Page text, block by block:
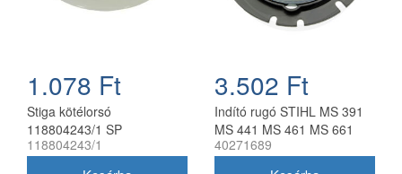
1.078 Ft
Stiga kötélorsó
118804243/1 SP
láncfűrészekhez
118804243/1
3.502 Ft
Indító rugó STIHL MS 391
MS 441 MS 461 MS 661
láncfűrészhez
40271689